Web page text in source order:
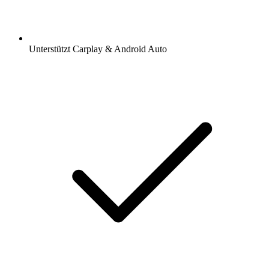
Unterstützt Carplay & Android Auto